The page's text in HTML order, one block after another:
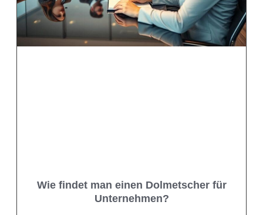
Wie findet man einen Dolmetscher für
Unternehmen?